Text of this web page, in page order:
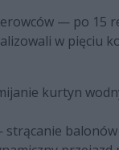
— po 15
w pięciu
kurtyn